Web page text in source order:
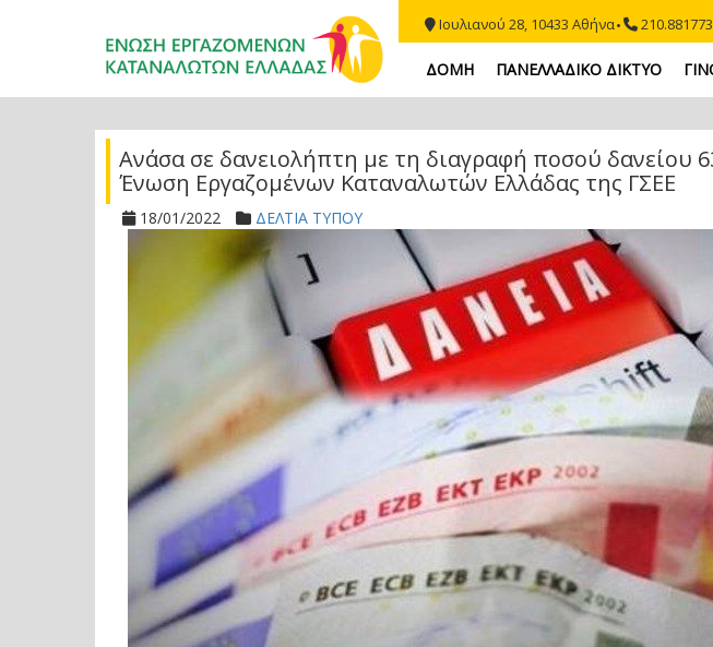
Ιουλιανού 28, 10433 Αθήνα
ΔΟΜΗ ΠΑΝΕΛΛΑΔΙΚΟ ΔΙΚΤΥΟ
Ανάσα σε δανειολήπτη με τη διαγραφή ποσού δανείου
Ένωση Εργαζομένων Καταναλωτών Ελλάδας της ΓΣΕΕ
18/01/2022 ΔΕΛΤΙΑ ΤΥΠΟΥ